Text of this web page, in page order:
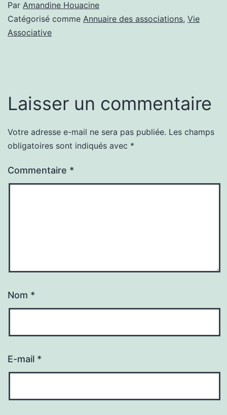
Par Amandine Houacine
Catégorisé comme Annuaire des associations, Vie
Associative
Laisser un commentaire
Votre adresse e-mail ne sera pas publiée. Les champs
obligatoires sont indiqués avec *
Commentaire *
Nom *
E-mail *